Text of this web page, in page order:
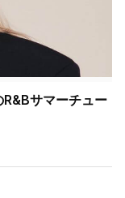
サマーチュー